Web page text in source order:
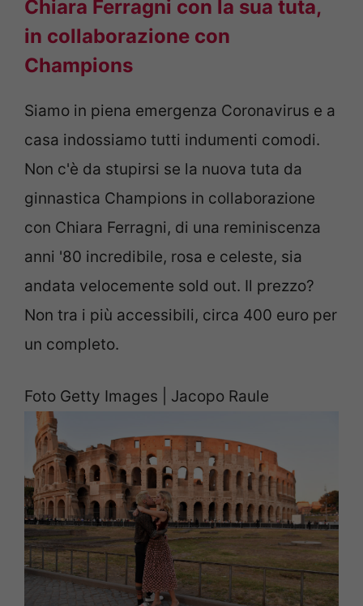
Chiara Ferragni con la sua tuta,
in collaborazione con
Champions
Siamo in piena emergenza Coronavirus e a
casa indossiamo tutti indumenti comodi.
Non c'è da stupirsi se la nuova tuta da
ginnastica Champions in collaborazione
con Chiara Ferragni, di una reminiscenza
anni '80 incredibile, rosa e celeste, sia
andata velocemente sold out. Il prezzo?
Non tra i più accessibili, circa 400 euro per
un completo.
Foto Getty Images | Jacopo Raule